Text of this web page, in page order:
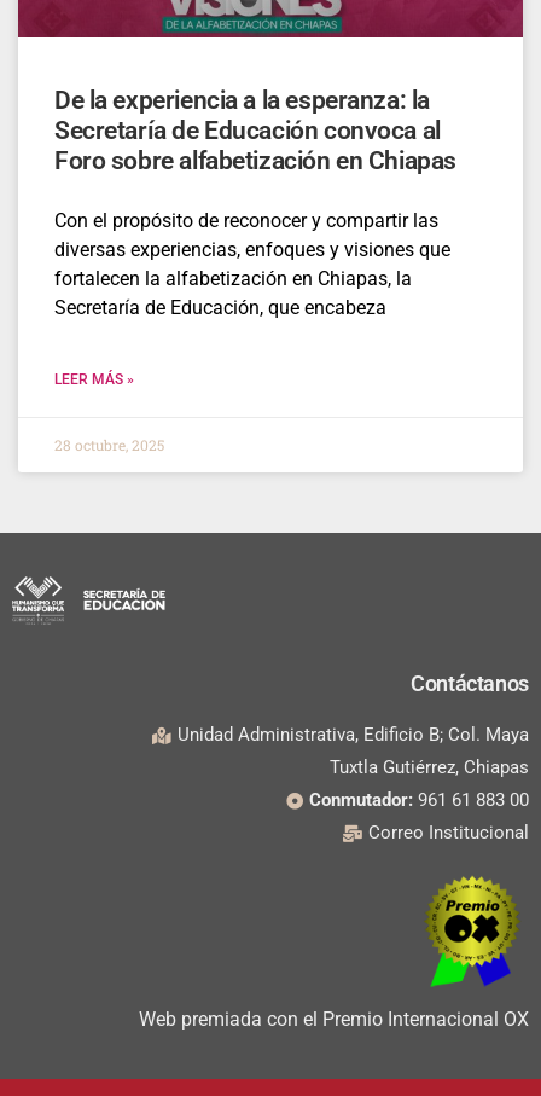
De la experiencia a la esperanza: la
Secretaría de Educación convoca al
Foro sobre alfabetización en Chiapas
Con el propósito de reconocer y compartir las
diversas experiencias, enfoques y visiones que
fortalecen la alfabetización en Chiapas, la
Secretaría de Educación, que encabeza
LEER MÁS »
28 octubre, 2025
Contáctanos
Unidad Administrativa, Edificio B; Col. Maya
Tuxtla Gutiérrez, Chiapas
Conmutador: 961 61 883 00
Correo Institucional
Web premiada con el Premio Internacional OX